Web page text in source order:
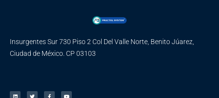
Insurgentes Sur 730 Piso 2 Col Del Valle Norte, Benito Júarez,
Ciudad de México. CP 03103
n
i
c
u